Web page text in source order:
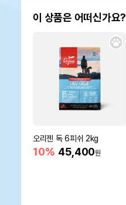
이 상품은 어떠신가요?
오리젠 독 6피쉬 2kg
10% 45,400원